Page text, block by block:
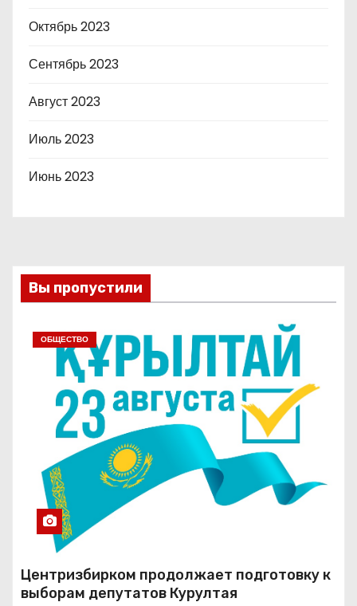
Октябрь 2023
Сентябрь 2023
Август 2023
Июль 2023
Июнь 2023
Вы пропустили
ОБЩЕСТВО
Центризбирком продолжает подготовку к
выборам депутатов Курултая